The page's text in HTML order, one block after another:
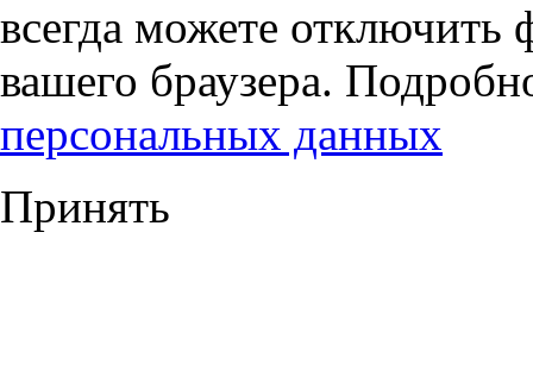
всегда можете отключить
вашего браузера.
персональных данных
Принять